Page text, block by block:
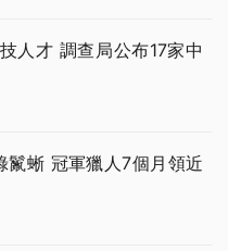
人才 調查局公布17家中
鬣蜥 冠軍獵人7個月領近